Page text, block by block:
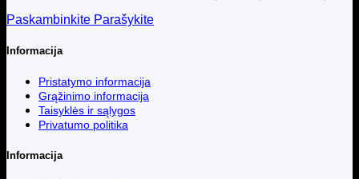
Paskambinkite Parašykite
Informacija
Pristatymo informacija
Grąžinimo informacija
Taisyklės ir sąlygos
Privatumo politika
Informacija